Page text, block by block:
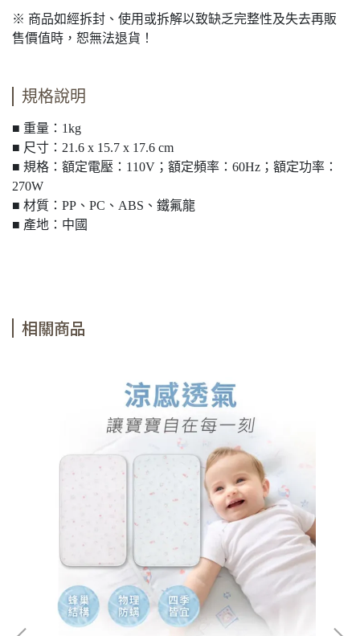
※ 商品如經拆封、使用或拆解以致缺乏完整性及失去再販
售價值時，恕無法退貨！
規格說明
■ 重量：1kg
■ 尺寸：21.6 x 15.7 x 17.6 cm
■ 規格：額定電壓：110V；額定頻率：60Hz；額定功率：
270W
■ 材質：PP、PC、ABS、鐵氟龍
■ 產地：中國
相關商品